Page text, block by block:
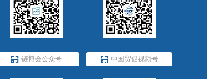
 链博会公众号  中国贸促视频号